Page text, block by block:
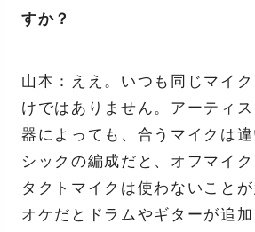
すか？
山本：ええ。いつも同じマイ
けではありません。アーティ
器によっても、合うマイクは
シックの編成だと、オフマイ
タクトマイクは使わないこと
オケだとドラムやギターが追加